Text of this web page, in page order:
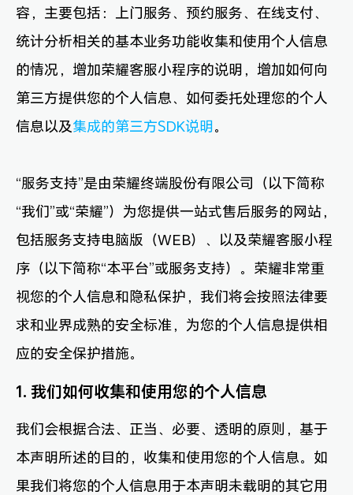
容，主要包括：上门服务、预约服务、在线支付、
统计分析相关的基本业务功能收集和使用个人信息
的情况，增加荣耀客服小程序的说明，增加如何向
第三方提供您的个人信息、如何委托处理您的个人
信息以及集成的第三方SDK说明 。
“服务支持”是由荣耀终端股份有限公司（以下简称
“我们”或“荣耀”）为您提供一站式售后服务的网站，
包括服务支持电脑版（WEB）、以及荣耀客服小程
序（以下简称“本平台”或服务支持）。荣耀非常重
视您的个人信息和隐私保护，我们将会按照法律要
求和业界成熟的安全标准，为您的个人信息提供相
应的安全保护措施。
1. 我们如何收集和使用您的个人信息
我们会根据合法、正当、必要、透明的原则，基于
本声明所述的目的，收集和使用您的个人信息。如
果我们将您的个人信息用于本声明未载明的其它用